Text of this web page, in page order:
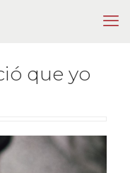
que yo